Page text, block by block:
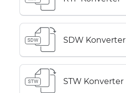
SDW SDW Konverter
STW STW Konverter